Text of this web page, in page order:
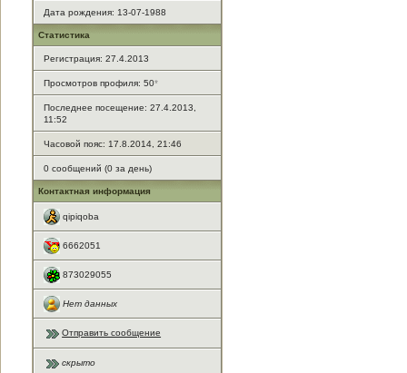
Дата рождения: 13-07-1988
Статистика
Регистрация: 27.4.2013
Просмотров профиля: 50*
Последнее посещение: 27.4.2013,
11:52
Часовой пояс: 17.8.2014, 21:46
0 сообщений (0 за день)
Контактная информация
qipiqoba
6662051
873029055
Нет данных
Отправить сообщение
скрыто